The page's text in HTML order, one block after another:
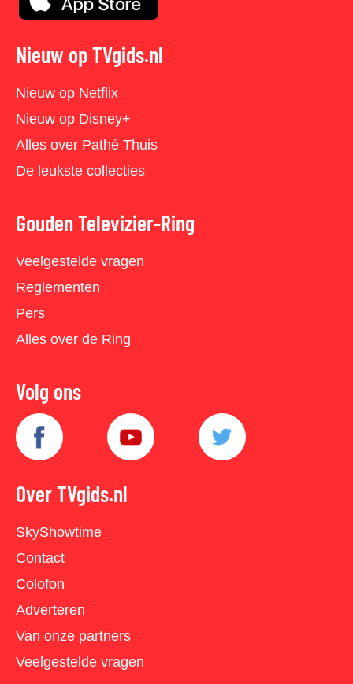
Nieuw op TVgids.nl
Nieuw op Netflix
Nieuw op Disney+
Alles over Pathé Thuis
De leukste collecties
Gouden Televizier-Ring
Veelgestelde vragen
Reglementen
Pers
Alles over de Ring
Volg ons
Over TVgids.nl
SkyShowtime
Contact
Colofon
Adverteren
Van onze partners
Veelgestelde vragen